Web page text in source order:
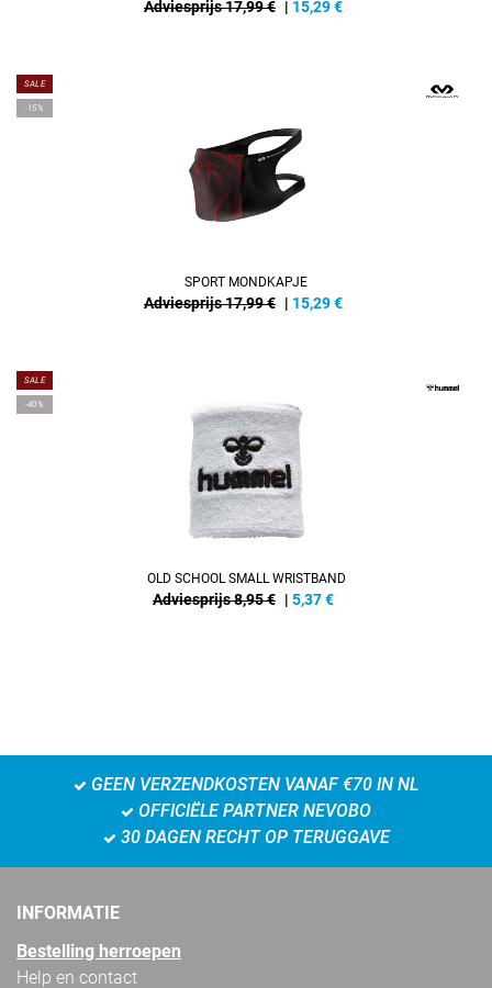
Adviesprijs 17,99 € | 15,29€
SALE
-15%
SPORT MONDKAPJE
Adviesprijs 17,99 € | 15,29€
SALE
-40%
OLD SCHOOL SMALL WRISTBAND
Adviesprijs 8,95 € | 5,37€
GEEN VERZENDKOSTEN VANAF €70 IN NL
OFFICIËLE PARTNER NEVOBO
30 DAGEN RECHT OP TERUGGAVE
INFORMATIE
Bestelling herroepen
Help en contact